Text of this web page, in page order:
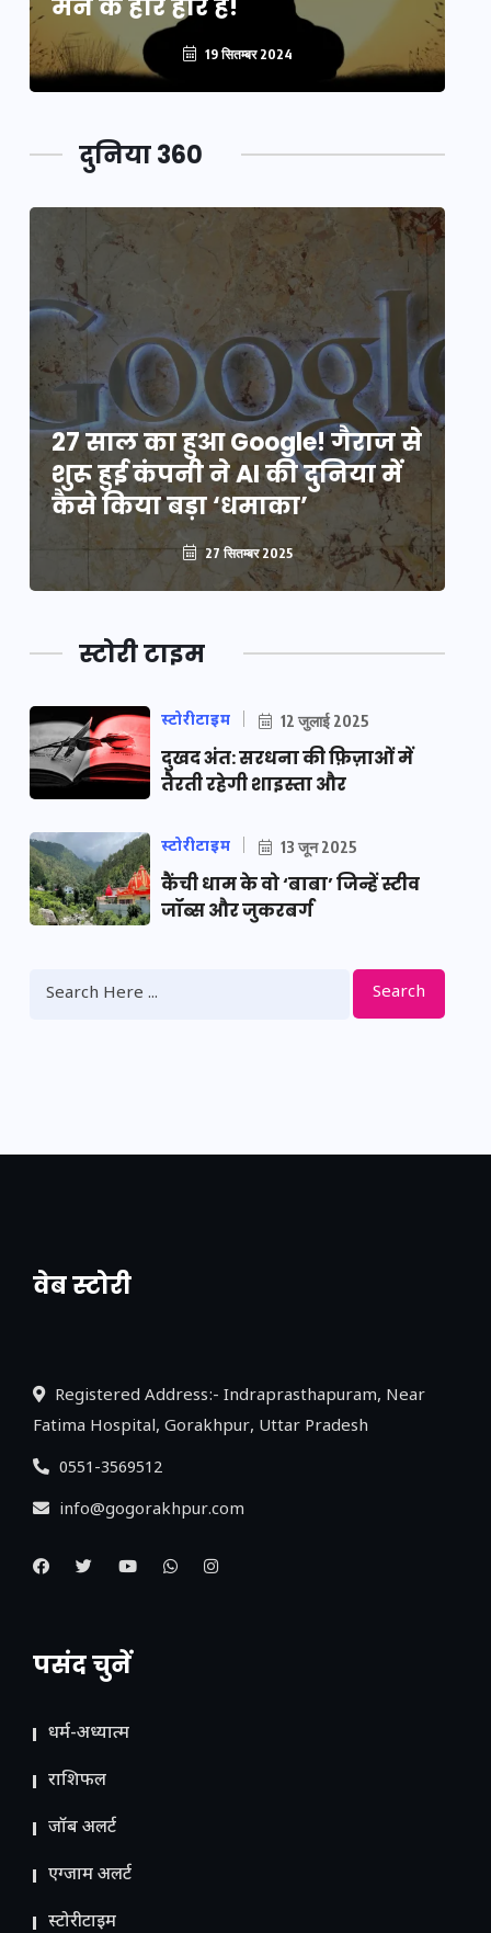
मन के हारे हार है!
19 सितम्बर 2024
दुनिया 360
27 साल का हुआ Google! गैराज से
शुरू हुई कंपनी ने AI की दुनिया में
कैसे किया बड़ा ‘धमाका’
27 सितम्बर 2025
स्टोरी टाइम
स्टोरीटाइम 12 जुलाई 2025
दुखद अंत: सरधना की फ़िज़ाओं में
तैरती रहेगी शाइस्ता और
स्टोरीटाइम 13 जून 2025
कैंची धाम के वो ‘बाबा’ जिन्हें स्टीव
जॉब्स और जुकरबर्ग
Search
वेब स्टोरी
नया एक्सप्रेसवे: पूर्वांचल का लक, डेवलपमेंट का
Registered Address:- Indraprasthapuram, Near
Fatima Hospital, Gorakhpur, Uttar Pradesh
0551-3569512
info@gogorakhpur.com
पसंद चुनें
धर्म-अध्यात्म
राशिफल
जॉब अलर्ट
एग्जाम अलर्ट
स्टोरीटाइम